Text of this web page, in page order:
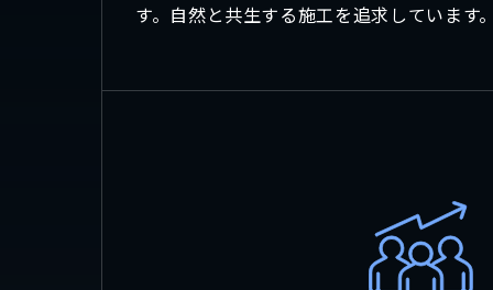
す。自然と共生する施工を追求しています